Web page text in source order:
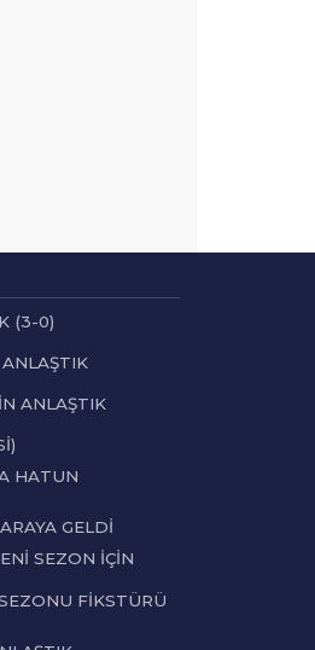
(3-0)
ANLAŞTIK
HATUN
GELDİ
SEZON İÇİN
FİKSTÜRÜ